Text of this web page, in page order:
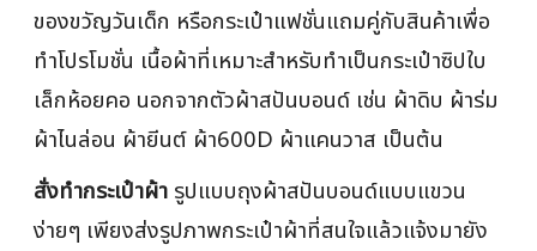
ของขวัญวันเด็ก หรือกระเป๋าแฟชั่นแถมคู่กับสินค้าเพื่อ
ทำโปรโมชั่น เนื้อผ้าที่เหมาะสำหรับทำเป็นกระเป๋าซิปใบ
เล็กห้อยคอ นอกจากตัวผ้าสปันบอนด์ เช่น ผ้าดิบ ผ้าร่ม
ผ้าไนล่อน ผ้ายีนต์ ผ้า600D ผ้าแคนวาส เป็นต้น
สั่งทำกระเป๋าผ้า รูปแบบถุงผ้าสปันบอนด์แบบแขวน
ง่ายๆ เพียงส่งรูปภาพกระเป๋าผ้าที่สนใจแล้วแจ้งมายัง